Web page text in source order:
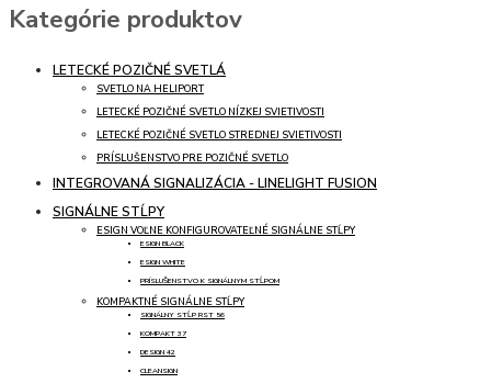
Kategórie produktov
LETECKÉ POZIČNÉ SVETLÁ
SVETLO NA HELIPORT
LETECKÉ POZIČNÉ SVETLO NÍZKEJ SVIETIVOSTI
LETECKÉ POZIČNÉ SVETLO STREDNEJ SVIETIVOSTI
PRÍSLUŠENSTVO PRE POZIČNÉ SVETLO
INTEGROVANÁ SIGNALIZÁCIA - LINELIGHT FUSION
SIGNÁLNE STĹPY
ESIGN VOĽNE KONFIGUROVATEĽNÉ SIGNÁLNE STĹPY
ESIGN BLACK
ESIGN WHITE
PRÍSLUŠENSTVO K SIGNÁLNYM STĹPOM
KOMPAKTNÉ SIGNÁLNE STĹPY
SIGNÁLNY STĹP RST 56
KOMPAKT 37
DESIGN 42
CLEANSIGN